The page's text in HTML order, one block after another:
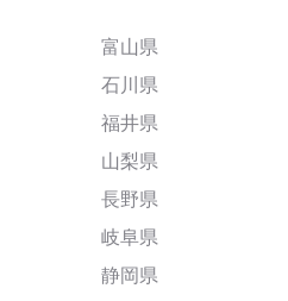
富山県
石川県
福井県
山梨県
長野県
岐阜県
静岡県